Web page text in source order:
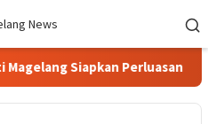
Siapkan Perluasan